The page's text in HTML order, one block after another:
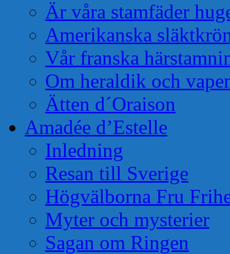
Är våra stamfäder
Amerikanska
Vår franska
Om heraldik och
Ätten d´Oraison
Amadée d’Estelle
Inledning
Resan till Sverige
Högvälborna Fru
Myter och mysterier
Sagan om Ringen